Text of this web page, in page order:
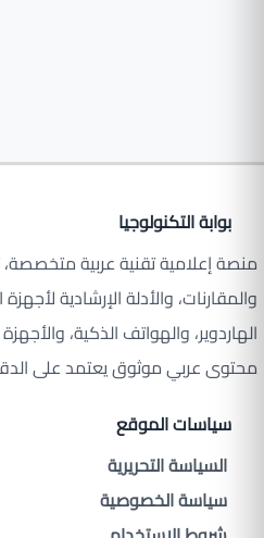
بوابة التكنولوجيا
منصة إعلامية تقنية عربية متخصصة،
والمقارنات، والأدلة الإرشادية
الهاردوير، والهواتف الذكية،
محتوى عربي موثوق يعتمد على
سياسات الموقع
السياسة التحريرية
سياسة الخصوصية